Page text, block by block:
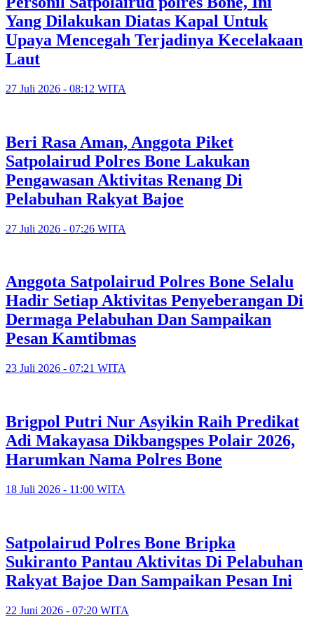
Yang Dilakukan Diatas Kapal Untuk
Upaya Mencegah Terjadinya Kecelakaan
Laut
27 Juli 2026 - 08:12 WITA
Beri Rasa Aman, Anggota Piket
Satpolairud Polres Bone Lakukan
Pengawasan Aktivitas Renang Di
Pelabuhan Rakyat Bajoe
27 Juli 2026 - 07:26 WITA
Anggota Satpolairud Polres Bone Selalu
Hadir Setiap Aktivitas Penyeberangan Di
Dermaga Pelabuhan Dan Sampaikan
Pesan Kamtibmas
23 Juli 2026 - 07:21 WITA
Brigpol Putri Nur Asyikin Raih Predikat
Adi Makayasa Dikbangspes Polair 2026,
Harumkan Nama Polres Bone
18 Juli 2026 - 11:00 WITA
Satpolairud Polres Bone Bripka
Sukiranto Pantau Aktivitas Di Pelabuhan
Rakyat Bajoe Dan Sampaikan Pesan Ini
22 Juni 2026 - 07:20 WITA